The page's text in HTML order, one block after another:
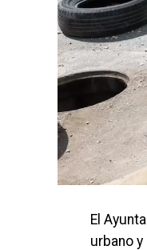
El
urbano